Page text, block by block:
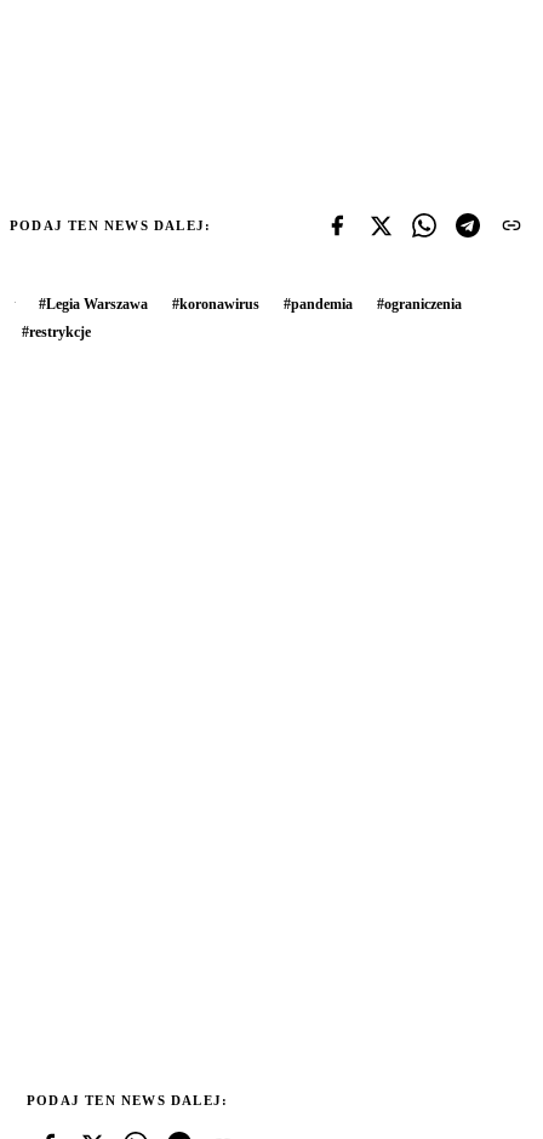
PODAJ TEN NEWS DALEJ:
#Legia Warszawa #koronawirus #pandemia #ograniczenia
#restrykcje
PODAJ TEN NEWS DALEJ: